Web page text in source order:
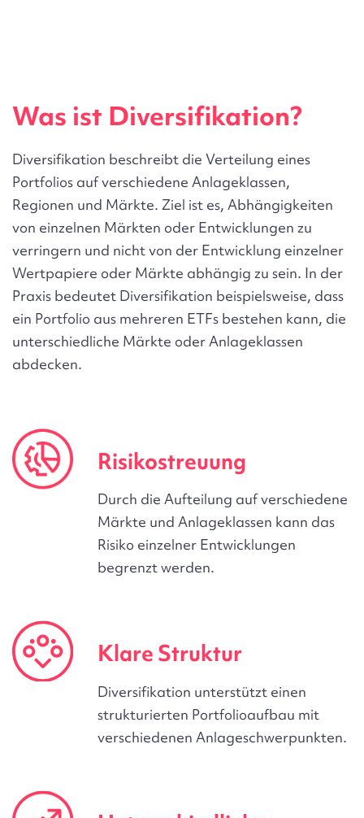
Was ist Diversifikation?
Diversifikation beschreibt die Verteilung eines
Portfolios auf verschiedene Anlageklassen,
Regionen und Märkte. Ziel ist es, Abhängigkeiten
von einzelnen Märkten oder Entwicklungen zu
verringern und nicht von der Entwicklung einzelner
Wertpapiere oder Märkte abhängig zu sein. In der
Praxis bedeutet Diversifikation beispielsweise, dass
ein Portfolio aus mehreren ETFs bestehen kann, die
unterschiedliche Märkte oder Anlageklassen
abdecken.
Risikostreuung
Durch die Aufteilung auf verschiedene
Märkte und Anlageklassen kann das
Risiko einzelner Entwicklungen
begrenzt werden.
Klare Struktur
Diversifikation unterstützt einen
strukturierten Portfolioaufbau mit
verschiedenen Anlageschwerpunkten.